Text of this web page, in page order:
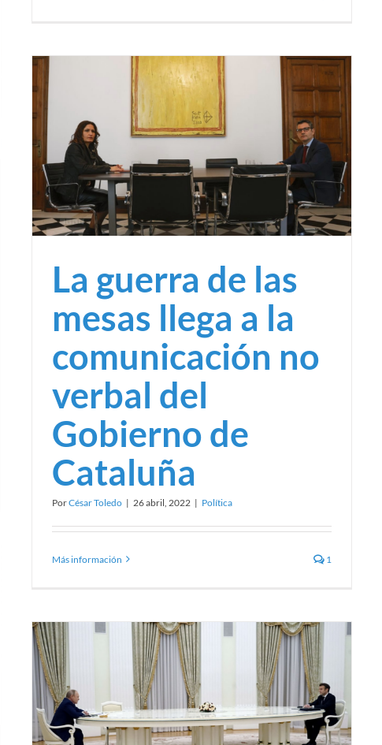
política
Sin categoría
La guerra de las
mesas llega a la
comunicación no
verbal del
Gobierno de
Cataluña
PorCésar Toledo | 26 abril, 2022 | Política
Más información 1